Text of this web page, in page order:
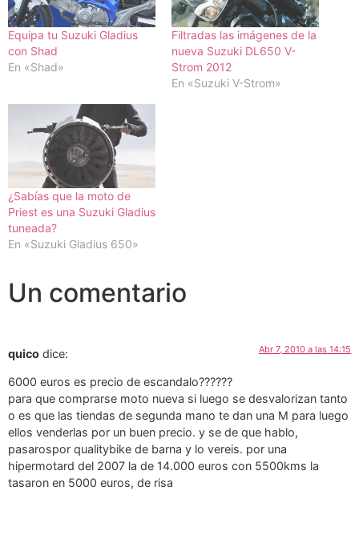
Equipa tu Suzuki Gladius
con Shad
En «Shad»
Filtradas las imágenes de la
nueva Suzuki DL650 V-
Strom 2012
En «Suzuki V-Strom»
¿Sabías que la moto de
Priest es una Suzuki Gladius
tuneada?
En «Suzuki Gladius 650»
Un comentario
quico dice: Abr 7, 2010 a las 14:15
6000 euros es precio de escandalo??????
para que comprarse moto nueva si luego se desvalorizan tanto
o es que las tiendas de segunda mano te dan una M para luego
ellos venderlas por un buen precio. y se de que hablo,
pasarospor qualitybike de barna y lo vereis. por una
hipermotard del 2007 la de 14.000 euros con 5500kms la
tasaron en 5000 euros, de risa